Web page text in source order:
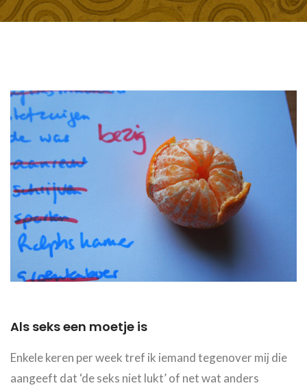
Als seks een moetje is
Enkele keren per week tref ik iemand tegenover mij die
aangeeft dat ‘de seks niet lukt’ of net wat anders